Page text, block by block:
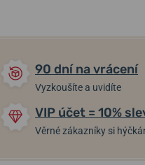
90 dní na vrácení
Vyzkoušíte a uvidíte
VIP účet = 10%
Věrné zákazníky si